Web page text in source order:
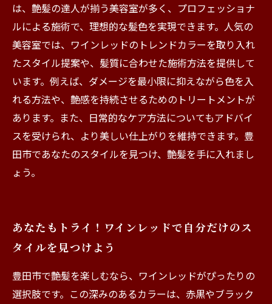
は、艶髪の達人が揃う美容室が多く、プロフェッショナ
ルによる施術で、理想的な髪色を実現できます。人気の
美容室では、ワインレッドのトレンドカラーを取り入れ
たスタイル提案や、髪質に合わせた施術方法を提供して
います。例えば、ダメージを最小限に抑えながら色を入
れる方法や、艶感を持続させるためのトリートメントが
あります。また、日常的なケア方法についてもアドバイ
スを受けられ、より美しい仕上がりを維持できます。豊
田市であなたのスタイルを見つけ、艶髪を手に入れまし
ょう。
あなたもトライ！ワインレッドで自分だけのス
タイルを見つけよう
豊田市で艶髪を楽しむなら、ワインレッドがぴったりの
選択肢です。この深みのあるカラーは、赤黒やブラック